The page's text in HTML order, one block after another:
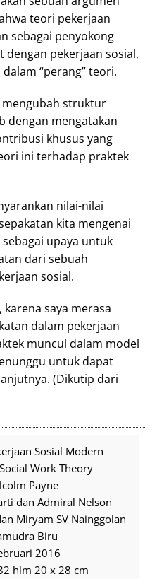
teori pekerjaan
sebagai penyokong
pekerjaan sosial,
“perang” teori.
mengubah struktur
dengan mengatakan
khusus yang
ini terhadap praktek
nilai-nilai
kita mengenai
upaya untuk
dari sebuah
sosial.
saya merasa
dalam pekerjaan
muncul dalam model
untuk dapat
(Dikutip dari
Sosial Modern
Work Theory
Payne
dan Admiral Nelson
Miryam SV Nainggolan
Biru
2016
hlm 20 x 28 cm